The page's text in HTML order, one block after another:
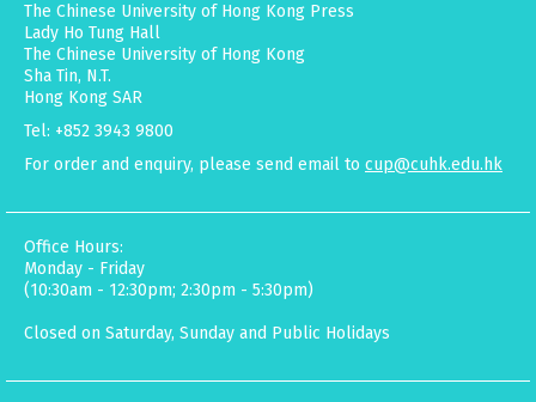
The Chinese University of Hong Kong Press
Lady Ho Tung Hall
The Chinese University of Hong Kong
Sha Tin, N.T.
Hong Kong SAR
Tel: +852 3943 9800
For order and enquiry, please send email to cup@cuhk.edu.hk
Office Hours:
Monday - Friday
(10:30am - 12:30pm; 2:30pm - 5:30pm)
Closed on Saturday, Sunday and Public Holidays